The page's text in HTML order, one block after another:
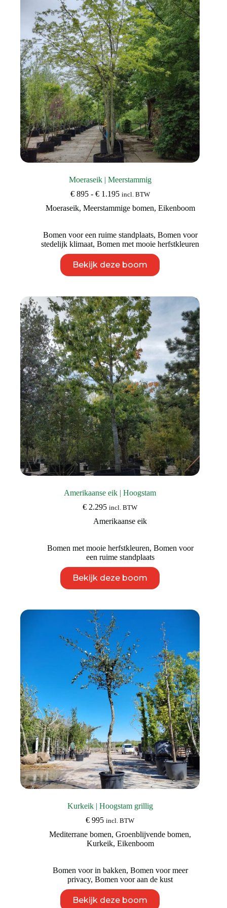
kan
gekozen
worden
op
de
productpagina
Moeraseik | Meerstammig
€895 - €1.195Prijsklasse:
tot
incl. BTW
Moeraseik, Meerstammige bomen, Eikenboom
Bomen voor een ruime standplaats, Bomen voor
stedelijk klimaat,Bomen met mooie herfstkleuren
Bekijk deze boom
product
heeft
Deze
optie
kan
gekozen
worden
op
de
productpagina
Amerikaanse eik | Hoogstam
€ 2.295 incl. BTW
Amerikaanse eik
Bomen met mooie herfstkleuren, Bomen voor
een ruime standplaats
Bekijk deze boom
product
heeft
Deze
optie
kan
gekozen
worden
op
de
productpagina
Kurkeik | Hoogstam grillig
€ 995 incl. BTW
Mediterrane bomen,Groenblijvende bomen,
Kurkeik, Eikenboom
Bomen voor in bakken, Bomen voor meer
privacy,Bomen voor aan de kust
Bekijk deze boom
product